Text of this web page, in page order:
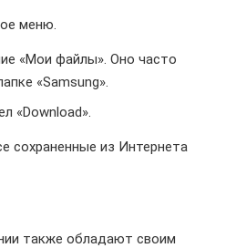
меню.
«Мои файлы». Оно часто
«Samsung».
«Download».
сохраненные из Интернета
также обладают своим